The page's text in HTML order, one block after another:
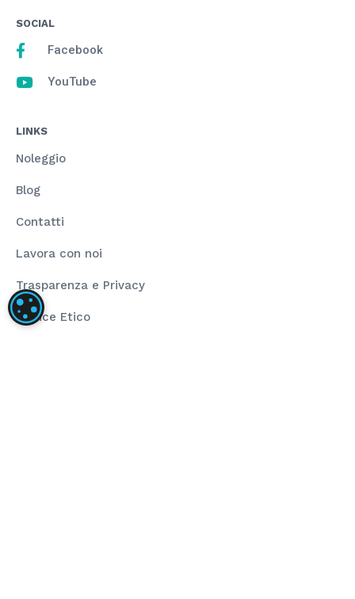
SOCIAL
Facebook
YouTube
LINKS
Noleggio
Blog
Contatti
Lavora con noi
Trasparenza e Privacy
Codice Etico
IMPOSTAZIONI DEI COOKIE